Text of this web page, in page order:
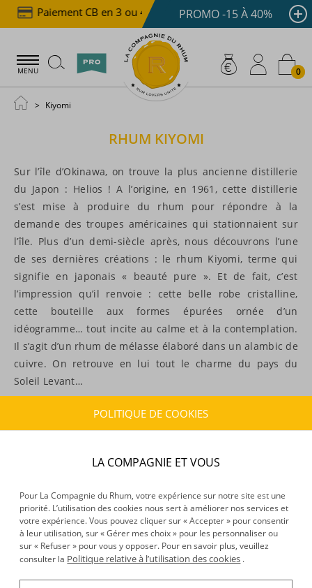
Paiement CB en 3 ou 4x dès 100 € Livraison
PROMO -15 À 40%
MENU 0
Kiyomi
RHUM KIYOMI
Sur l’île d’Okinawa, on trouve la plus ancienne distillerie
du Japon : Helios ! A l’origine, en 1961, cette distillerie
s’est mise à produire du rhum pour répondre à la
demande des troupes américaines qui stationnaient sur
l’île. Plus d’un demi-siècle après, nous découvrons l’une
de ses dernières créations : le rhum Kiyomi, terme qui
signifie en japonais « beauté pure ». Et de fait, c’est
l’impression qu’il renvoie : cette belle robe cristalline,
cette bouteille aux formes épurées ornée d’un
idéogramme… tout incite au calme et à la contemplation.
Il s’agit d’un rhum de mélasse élaboré dans un alambic de
cuivre. On retrouve en lui tout le charme du pays du
Soleil Levant…
TRIER
POLITIQUE DE COOKIES
LA COMPAGNIE ET VOUS
Pour La Compagnie du Rhum, votre expérience sur notre site est une
priorité. L’utilisation des cookies nous sert à améliorer nos services et
votre expérience. Vous pouvez cliquer sur « Accepter » pour consentir
à leur utilisation, sur « Gérer mes choix » pour les personnaliser ou
sur « Refuser » pour vous y opposer. Pour en savoir plus, veuillez
consulter la Politique relative à l’utilisation des cookies .